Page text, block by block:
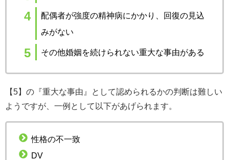
配偶者が強度の精神病にかかり、回復の見込
みがない
その他婚姻を続けられない重大な事由がある
【5】の『重大な事由』として認められるかの判断は難しい
ようですが、一例として以下があげられます。
性格の不一致
DV